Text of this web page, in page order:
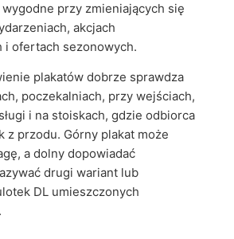
przy zmieniających się
akcjach
i ofertach sezonowych.
plakatów dobrze sprawdza
poczekalniach, przy wejściach,
i na stoiskach, gdzie odbiorca
z przodu. Górny plakat może
a dolny dopowiadać
drugi wariant lub
DL umieszczonych